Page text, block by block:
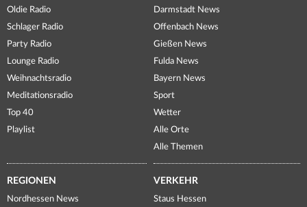
Oldie Radio
Schlager Radio
Party Radio
Lounge Radio
Weihnachtsradio
Meditationsradio
Top 40
Playlist
Darmstadt News
Offenbach News
Gießen News
Fulda News
Bayern News
Sport
Wetter
Alle Orte
Alle Themen
REGIONEN
Nordhessen News
VERKEHR
Staus Hessen